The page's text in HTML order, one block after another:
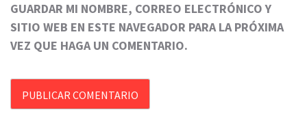
GUARDAR MI NOMBRE, CORREO ELECTRÓNICO Y
SITIO WEB EN ESTE NAVEGADOR PARA LA PRÓXIMA
VEZ QUE HAGA UN COMENTARIO.